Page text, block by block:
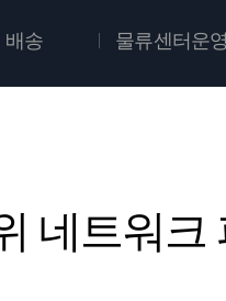
배송 물류센터운영
네트워크